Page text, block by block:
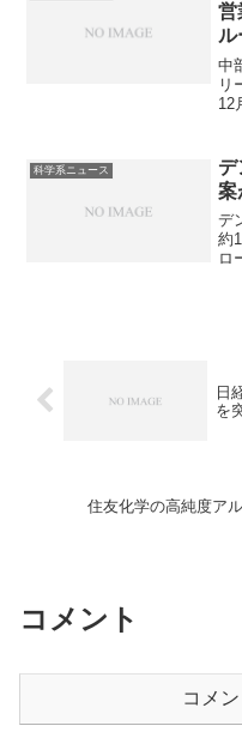
営
ル
中
リ
12
知
科学系ニュース
デ
案
デ
約
ロ
日
を
住友化学の高純度ア
コメント
コメ